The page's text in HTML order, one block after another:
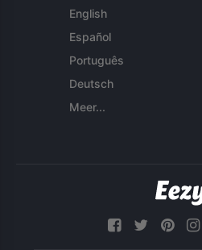
English
Español
Português
Deutsch
Meer...